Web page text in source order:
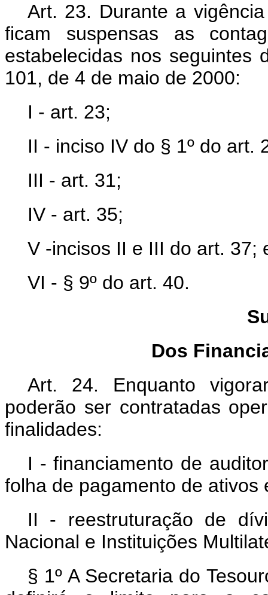
Art. 23. Durante a
ficam suspensas as
estabelecidas nos seguintes
101, de 4 de maio de 2000:
I - art. 23;
II - inciso IV do § 1º do art.
III - art. 31;
IV - art. 35;
V -incisos II e III do art. 37;
VI - § 9º do art. 40.
Dos
Art. 24. Enquanto
poderão ser contratadas
finalidades:
I - financiamento de
folha de pagamento de ativos
II - reestruturação de
Nacional e Instituições
§ 1º A Secretaria do